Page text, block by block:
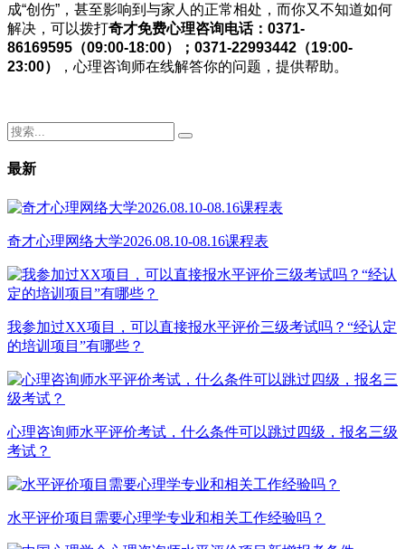
成“创伤”，甚至影响到与家人的正常相处，而你又不知道如何
解决，可以拨打奇才免费心理咨询电话：0371-
86169595（09:00-18:00）；0371-22993442（19:00-
23:00）
，心理咨询师在线解答你的问题，提供帮助。
最新
奇才心理网络大学2026.08.10-08.16课程表
我参加过XX项目，可以直接报水平评价三级考试吗？“经认定
的培训项目”有哪些？
心理咨询师水平评价考试，什么条件可以跳过四级，报名三级
考试？
水平评价项目需要心理学专业和相关工作经验吗？